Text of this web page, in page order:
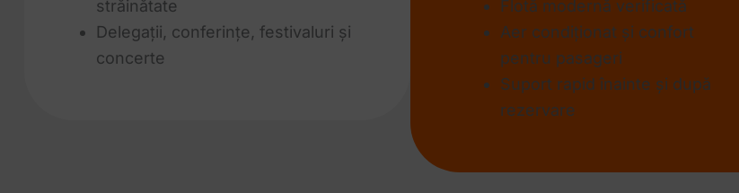
străinătate
Delegații, conferințe, festivaluri și
concerte
Flotă modernă verificată
Aer condiționat și confort
pentru pasageri
Suport rapid înainte și după
rezervare